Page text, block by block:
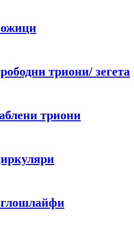
триони/ зегета
триони